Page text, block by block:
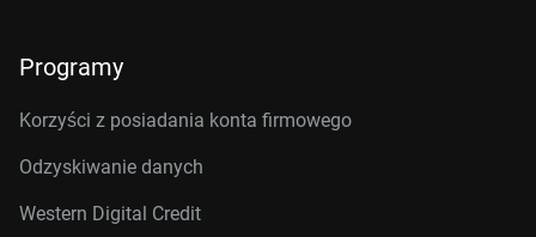
Programy
Korzyści z posiadania konta firmowego
Odzyskiwanie danych
Western Digital Credit